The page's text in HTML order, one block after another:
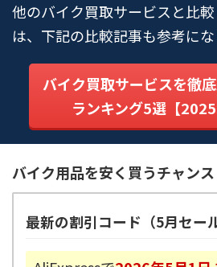
他のバイク買取サービスと比
は、下記の比較記事も参考にな
バイク買取サービスを徹
ランキング5選【2025
バイク用品を安く買うチャンス
最新の割引コード（5月セール